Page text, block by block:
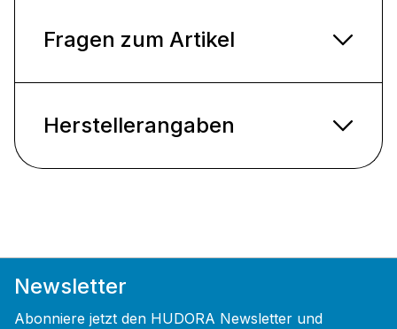
Fragen zum Artikel
Herstellerangaben
Newsletter
Abonniere jetzt den HUDORA Newsletter und